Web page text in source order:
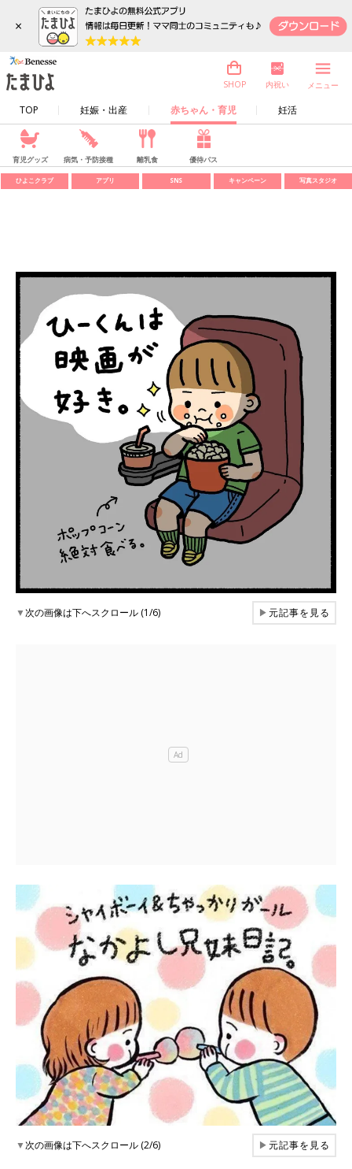
×
TOP 妊娠・出産 赤ちゃん・育児 妊活
SHOP 内祝い メニュー
育児グッズ 病気・予防接種 離乳食 優待パス
ひよこクラブ アプリ SNS キャンペーン 写真スタジオ
▼次の画像は下へスクロール (1/6) ▶元記事を見る
▼次の画像は下へスクロール (2/6) ▶元記事を見る